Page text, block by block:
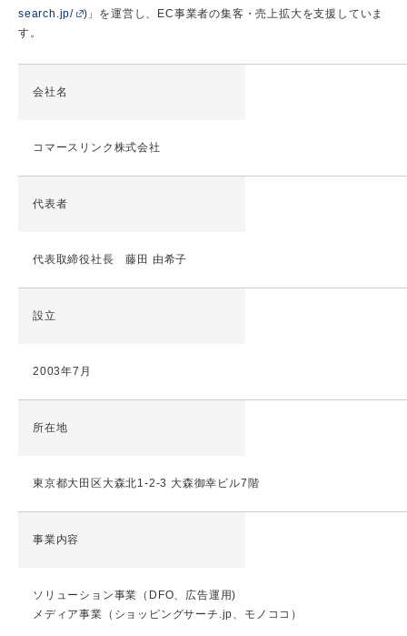
search.jp/
)」を運営し、EC事業者の集客・売上拡大を支援していま
す。
会社名
コマースリンク株式会社
代表者
代表取締役社長 藤田 由希子
設立
2003年7月
所在地
東京都大田区大森北1-2-3 大森御幸ビル7階
事業内容
ソリューション事業（DFO、広告運用)
メディア事業（ショッピングサーチ.jp、モノココ）